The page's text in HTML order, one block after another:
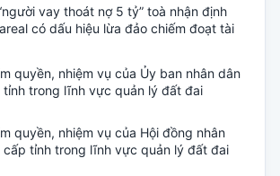
vay thoát nợ 5 tỷ” toà nhận định
có dấu hiệu lừa đảo chiếm đoạt tài
quyền, nhiệm vụ của Ủy ban nhân dân
tỉnh trong lĩnh vực quản lý đất đai
quyền, nhiệm vụ của Hội đồng nhân
cấp tỉnh trong lĩnh vực quản lý đất đai